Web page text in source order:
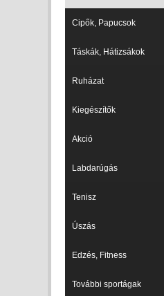
Cipők, Papucsok
Táskák, Hátizsákok
Ruházat
Kiegészítők
Akció
Labdarúgás
Tenisz
Úszás
Edzés, Fitness
További sportágak